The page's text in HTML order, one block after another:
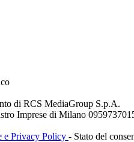
di RCS MediaGroup S.p.A.
Imprese di Milano
e Privacy Policy - Stato del